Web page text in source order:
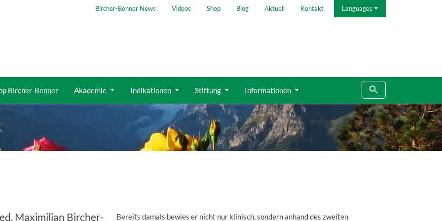
Bircher-Benner News Videos Shop Blog Aktuell Kontakt Languages
Bircher-Benner Akademie Indikationen Stiftung Informationen
Maximilian Bircher-
Bereits damals bewies er nicht nur klinisch, sondern anhand des zweiten